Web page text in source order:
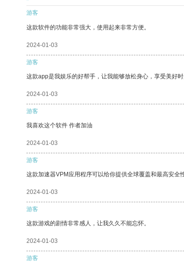
游客
这款软件的功能非常强大，使用起来非常方便。
2024-01-03
游客
这款app是我娱乐的好帮手，让我能够放松身心，享受美好时
2024-01-03
游客
我喜欢这个软件 作者加油
2024-01-03
游客
这款加速器VPM应用程序可以给你提供全球覆盖和最高安全
2024-01-03
游客
这款游戏的剧情非常感人，让我久久不能忘怀。
2024-01-03
游客